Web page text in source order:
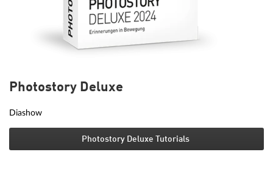
Photostory Deluxe
Diashow
Photostory Deluxe Tutorials